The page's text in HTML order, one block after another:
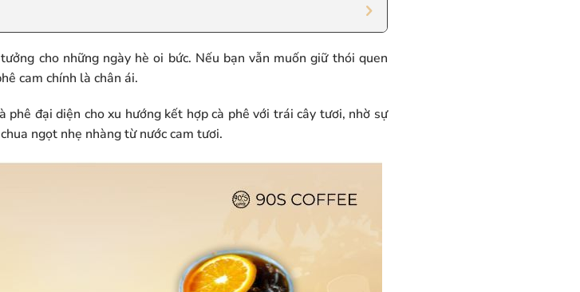
cho những ngày hè oi bức. Nếu bạn vẫn muốn giữ thói quen
cam chính là chân ái.
đại diện cho xu hướng kết hợp cà phê với trái cây tươi, nhờ sự
ngọt nhẹ nhàng từ nước cam tươi.